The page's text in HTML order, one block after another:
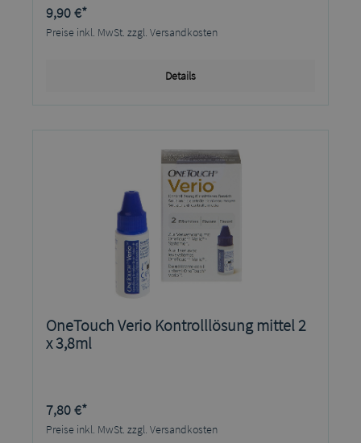
9,90 €*
Preise inkl. MwSt. zzgl. Versandkosten
Details
OneTouch Verio Kontrolllösung mittel 2
x 3,8ml
7,80 €*
Preise inkl. MwSt. zzgl. Versandkosten